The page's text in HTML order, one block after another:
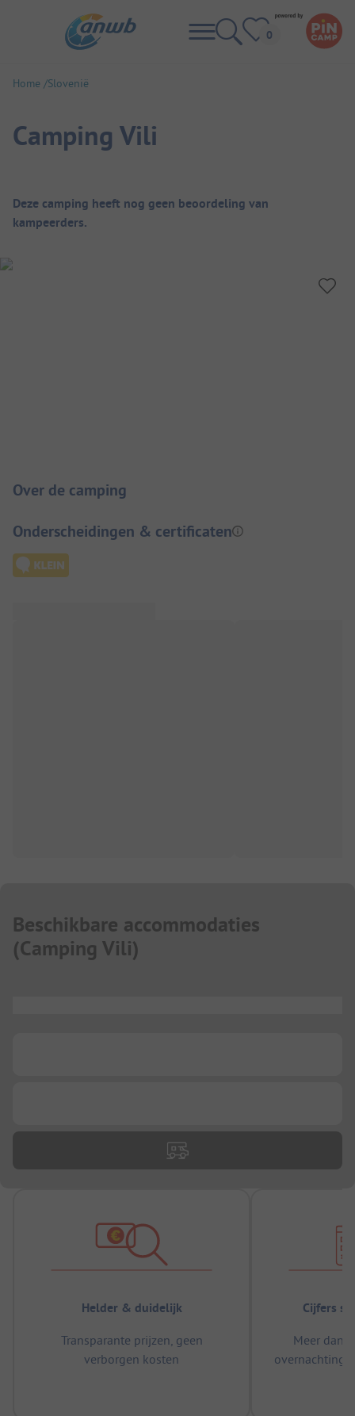
Home Slovenië
Camping Vili
Camping overzicht
Deze camping heeft nog geen beoordeling van
kampeerders.
Over de camping
Onderscheidingen & certificaten
Beschikbare accommodaties
(Camping Vili)
Helder & duidelijk
Transparante prijzen, geen
verborgen kosten
Cijfers
Meer dan